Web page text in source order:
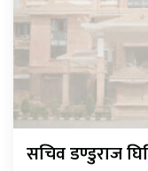
सचिव डण्डुराज